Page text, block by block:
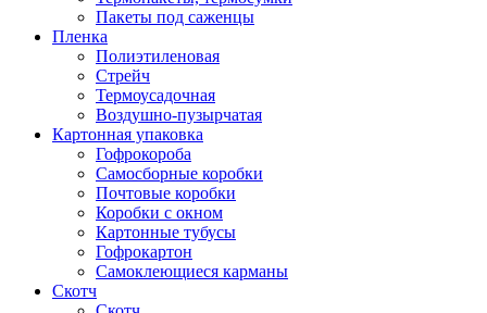
Пакеты под саженцы
Пленка
Полиэтиленовая
Стрейч
Термоусадочная
Воздушно-пузырчатая
Картонная упаковка
Гофрокороба
Самосборные коробки
Почтовые коробки
Коробки с окном
Картонные тубусы
Гофрокартон
Самоклеющиеся карманы
Скотч